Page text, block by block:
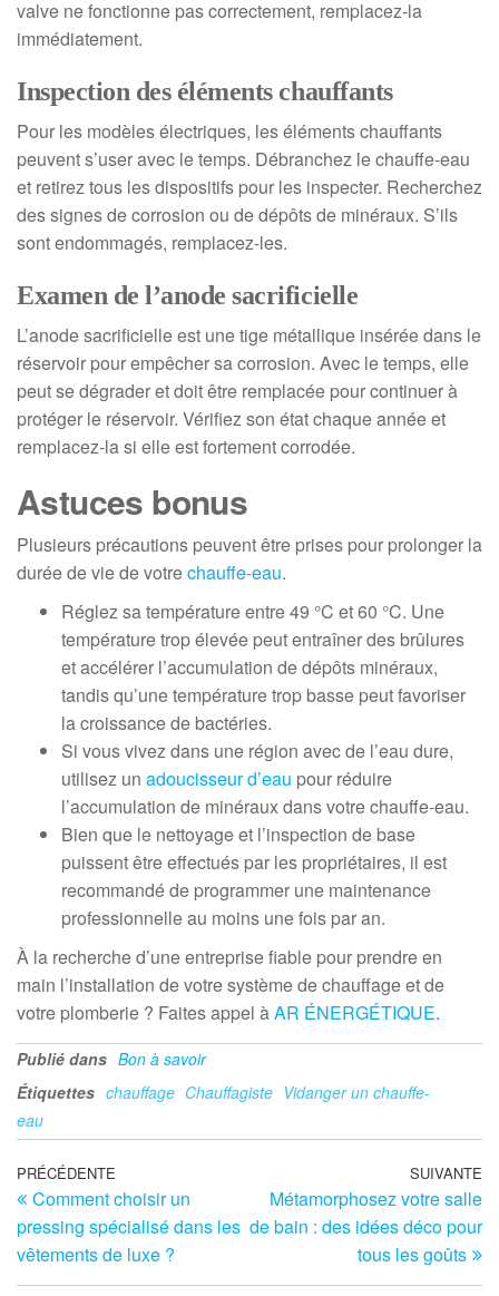
valve ne fonctionne pas correctement, remplacez-la
immédiatement.
Inspection des éléments chauffants
Pour les modèles électriques, les éléments chauffants
peuvent s’user avec le temps. Débranchez le chauffe-eau
et retirez tous les dispositifs pour les inspecter. Recherchez
des signes de corrosion ou de dépôts de minéraux. S’ils
sont endommagés, remplacez-les.
Examen de l’anode sacrificielle
L’anode sacrificielle est une tige métallique insérée dans le
réservoir pour empêcher sa corrosion. Avec le temps, elle
peut se dégrader et doit être remplacée pour continuer à
protéger le réservoir. Vérifiez son état chaque année et
remplacez-la si elle est fortement corrodée.
Astuces bonus
Plusieurs précautions peuvent être prises pour prolonger la
durée de vie de votrechauffe-eau.
Réglez sa température entre 49 °C et 60 °C. Une
température trop élevée peut entraîner des brûlures
et accélérer l’accumulation de dépôts minéraux,
tandis qu’une température trop basse peut favoriser
la croissance de bactéries.
Si vous vivez dans une région avec de l’eau dure,
utilisez un adoucisseur d’eau pour réduire
l’accumulation de minéraux dans votre chauffe-eau.
Bien que le nettoyage et l’inspection de base
puissent être effectués par les propriétaires, il est
recommandé de programmer une maintenance
professionnelle au moins une fois par an.
À la recherche d’une entreprise fiable pour prendre en
main l’installation de votre système de chauffage et de
votre plomberie ? Faites appel àAR ÉNERGÉTIQUE.
Publié dans Bon à savoir
Étiquettes chauffage Chauffagiste Vidanger un chauffe-
eau
Navigation
de
l’article
Article
précédent
PRÉCÉDENTE
Comment choisir un
pressing spécialisé dans les
vêtements de luxe ?
SUIVANTE
Métamorphosez votre salle
de bain : des idées déco pour
tous les goûts